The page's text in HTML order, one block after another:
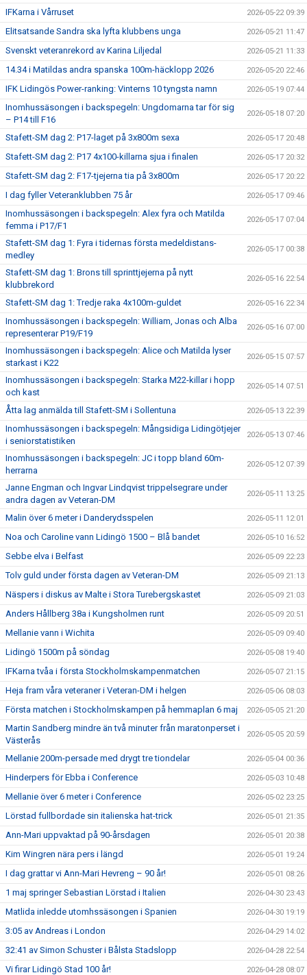
IFKarna i Vårruset 2026-05-22 09:39
Elitsatsande Sandra ska lyfta klubbens unga 2026-05-21 11:47
Svenskt veteranrekord av Karina Liljedal 2026-05-21 11:33
14.34 i Matildas andra spanska 100m-häcklopp 2026 2026-05-20 22:46
IFK Lidingös Power-ranking: Vinterns 10 tyngsta namn 2026-05-19 07:44
Inomhussäsongen i backspegeln: Ungdomarna tar för sig
– P14 till F16
2026-05-18 07:20
Stafett-SM dag 2: P17-laget på 3x800m sexa 2026-05-17 20:48
Stafett-SM dag 2: P17 4x100-killarna sjua i finalen 2026-05-17 20:32
Stafett-SM dag 2: F17-tjejerna tia på 3x800m 2026-05-17 20:22
I dag fyller Veteranklubben 75 år 2026-05-17 09:46
Inomhussäsongen i backspegeln: Alex fyra och Matilda
femma i P17/F1
2026-05-17 07:04
Stafett-SM dag 1: Fyra i tidernas första medeldistans-
medley
2026-05-17 00:38
Stafett-SM dag 1: Brons till sprinttjejerna på nytt
klubbrekord
2026-05-16 22:54
Stafett-SM dag 1: Tredje raka 4x100m-guldet 2026-05-16 22:34
Inomhussäsongen i backspegeln: William, Jonas och Alba
representerar P19/F19
2026-05-16 07:00
Inomhussäsongen i backspegeln: Alice och Matilda lyser
starkast i K22
2026-05-15 07:57
Inomhussäsongen i backspegeln: Starka M22-killar i hopp
och kast
2026-05-14 07:51
Åtta lag anmälda till Stafett-SM i Sollentuna 2026-05-13 22:39
Inomhussäsongen i backspegeln: Mångsidiga Lidingötjejer
i seniorstatistiken
2026-05-13 07:46
Inomhussäsongen i backspegeln: JC i topp bland 60m-
herrarna
2026-05-12 07:39
Janne Engman och Ingvar Lindqvist trippelsegrare under
andra dagen av Veteran-DM
2026-05-11 13:25
Malin över 6 meter i Danderydsspelen 2026-05-11 12:01
Noa och Caroline vann Lidingö 1500 – Blå bandet 2026-05-10 16:52
Sebbe elva i Belfast 2026-05-09 22:23
Tolv guld under första dagen av Veteran-DM 2026-05-09 21:13
Näspers i diskus av Malte i Stora Turebergskastet 2026-05-09 21:03
Anders Hållberg 38a i Kungsholmen runt 2026-05-09 20:51
Mellanie vann i Wichita 2026-05-09 09:40
Lidingö 1500m på söndag 2026-05-08 19:40
IFKarna tvåa i första Stockholmskampenmatchen 2026-05-07 21:15
Heja fram våra veteraner i Veteran-DM i helgen 2026-05-06 08:03
Första matchen i Stockholmskampen på hemmaplan 6 maj 2026-05-05 21:20
Martin Sandberg mindre än två minuter från maratonperset i
Västerås
2026-05-05 20:59
Mellanie 200m-persade med drygt tre tiondelar 2026-05-04 00:36
Hinderpers för Ebba i Conference 2026-05-03 10:48
Mellanie över 6 meter i Conference 2026-05-02 23:25
Lörstad fullbordade sin italienska hat-trick 2026-05-01 21:35
Ann-Mari uppvaktad på 90-årsdagen 2026-05-01 20:38
Kim Wingren nära pers i längd 2026-05-01 19:24
I dag grattar vi Ann-Mari Hevreng – 90 år! 2026-05-01 08:26
1 maj springer Sebastian Lörstad i Italien 2026-04-30 23:43
Matlida inledde utomhssäsongen i Spanien 2026-04-30 19:19
3:05 av Andreas i London 2026-04-29 14:02
32:41 av Simon Schuster i Bålsta Stadslopp 2026-04-28 22:54
Vi firar Lidingö Stad 100 år! 2026-04-28 08:07